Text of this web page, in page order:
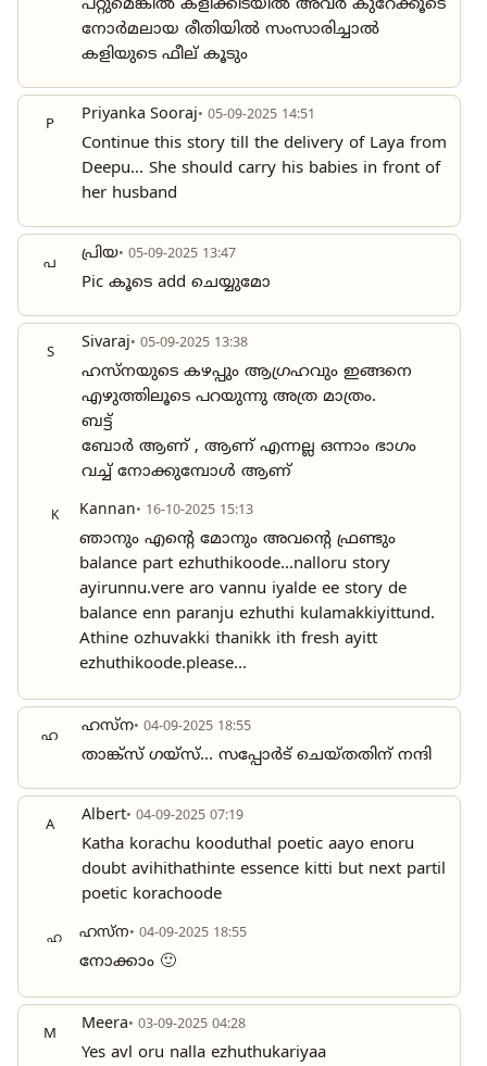
പറ്റുമെങ്കിൽ കളിക്കിടയിൽ അവർ കുറേക്കൂടെ
നോർമലായ രീതിയിൽ സംസാരിച്ചാൽ
കളിയുടെ ഫീല് കൂടും
P Priyanka Sooraj• 05-09-2025 14:51
Continue this story till the delivery of Laya from
Deepu... She should carry his babies in front of
her husband
പ പ്രിയ• 05-09-2025 13:47
Pic കൂടെ add ചെയ്യുമോ
S Sivaraj• 05-09-2025 13:38
ഹസ്നയുടെ കഴപ്പും ആഗ്രഹവും ഇങ്ങനെ
എഴുത്തിലൂടെ പറയുന്നു അത്ര മാത്രം.
ബട്ട്
ബോർ ആണ് , ആണ് എന്നല്ല ഒന്നാം ഭാഗം
വച്ച് നോക്കുമ്പോൾ ആണ്
K Kannan• 16-10-2025 15:13
ഞാനും എന്റെ മോനും അവന്റെ ഫ്രണ്ടും
balance part ezhuthikoode...nalloru story
ayirunnu.vere aro vannu iyalde ee story de
balance enn paranju ezhuthi kulamakkiyittund.
Athine ozhuvakki thanikk ith fresh ayitt
ezhuthikoode.please...
ഹ ഹസ്ന• 04-09-2025 18:55
താങ്ക്സ് ഗയ്സ്... സപ്പോർട് ചെയ്തതിന് നന്ദി
A Albert• 04-09-2025 07:19
Katha korachu kooduthal poetic aayo enoru
doubt avihithathinte essence kitti but next partil
poetic korachoode
ഹ ഹസ്ന• 04-09-2025 18:55
നോക്കാം 🙂
M Meera• 03-09-2025 04:28
Yes avl oru nalla ezhuthukariyaa